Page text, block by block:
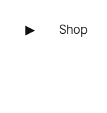
▶ Shop